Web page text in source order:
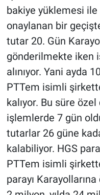
bakiye yüklemesi ile
onaylanan bir
tutar 20. Gün
gönderilmekte iken
alınıyor. Yani ayda
PTTem isimli
kalıyor. Bu süre
işlemlerde 7 gün
tutarlar 26 güne
kalabiliyor. HGS
PTTem isimli
parayı